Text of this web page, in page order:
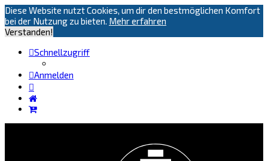
Diese Website nutzt Cookies, um dir den bestmöglichen Komfort
bei der Nutzung zu bieten. Mehr erfahren
Verstanden!
Schnellzugriff
Anmelden